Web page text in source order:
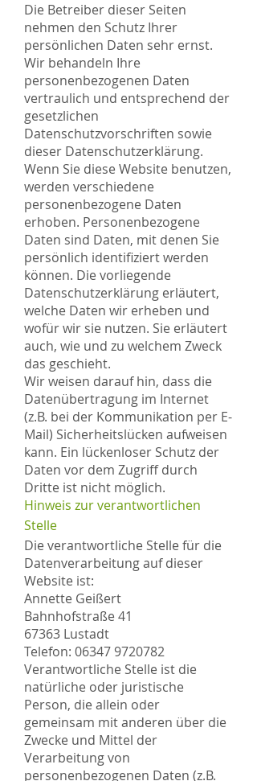
Die Betreiber dieser Seiten
nehmen den Schutz Ihrer
persönlichen Daten sehr ernst.
Wir behandeln Ihre
personenbezogenen Daten
vertraulich und entsprechend der
gesetzlichen
Datenschutzvorschriften sowie
dieser Datenschutzerklärung.
Wenn Sie diese Website benutzen,
werden verschiedene
personenbezogene Daten
erhoben. Personenbezogene
Daten sind Daten, mit denen Sie
persönlich identifiziert werden
können. Die vorliegende
Datenschutzerklärung erläutert,
welche Daten wir erheben und
wofür wir sie nutzen. Sie erläutert
auch, wie und zu welchem Zweck
das geschieht.
Wir weisen darauf hin, dass die
Datenübertragung im Internet
(z.B. bei der Kommunikation per E-
Mail) Sicherheitslücken aufweisen
kann. Ein lückenloser Schutz der
Daten vor dem Zugriff durch
Dritte ist nicht möglich.
Hinweis zur verantwortlichen
Stelle
Die verantwortliche Stelle für die
Datenverarbeitung auf dieser
Website ist:
Annette Geißert
Bahnhofstraße 41
67363 Lustadt
Telefon: 06347 9720782
Verantwortliche Stelle ist die
natürliche oder juristische
Person, die allein oder
gemeinsam mit anderen über die
Zwecke und Mittel der
Verarbeitung von
personenbezogenen Daten (z.B.